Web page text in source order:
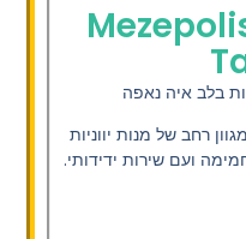
בלב איה נאפה
רחב של מנות יווניות
ועם שירות ידידותי.